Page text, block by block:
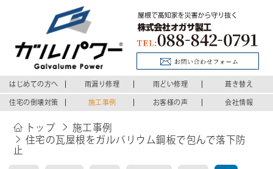
はじめての方へ 雨漏り修理 雨どい修理 葺き替え
住宅の倒壊対策 施工事例 お客様の声 会社情報
トップ
施工事例
住宅の瓦屋根をガルバリウム鋼板で包んで落下防
止